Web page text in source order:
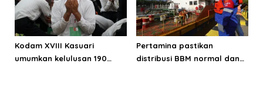
Kodam XVIII Kasuari
umumkan kelulusan 190
Pertamina pastikan
distribusi BBM normal dan